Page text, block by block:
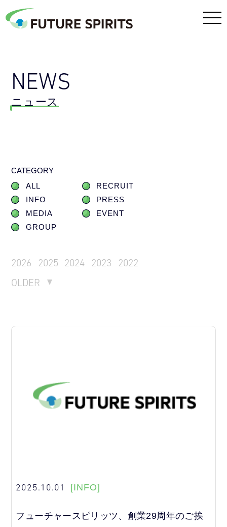
NEWS
ニュース
CATEGORY
ALL
RECRUIT
INFO
PRESS
MEDIA
EVENT
GROUP
2026 2025 2024 2023
2022
OLDER
2025.10.01 [INFO]
フューチャースピリッツ、創業29周年のご挨